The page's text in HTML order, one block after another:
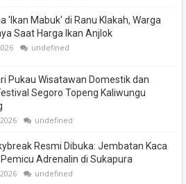
'Ikan Mabuk' di Ranu Klakah, Warga
Saat Harga Ikan Anjlok
undefined
Pukau Wisatawan Domestik dan
Segoro Topeng Kaliwungu
undefined
Resmi Dibuka: Jembatan Kaca
Adrenalin di Sukapura
undefined